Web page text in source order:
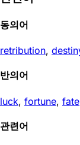
동의어
retribution,
반의어
luck, fortune, fate
관련어